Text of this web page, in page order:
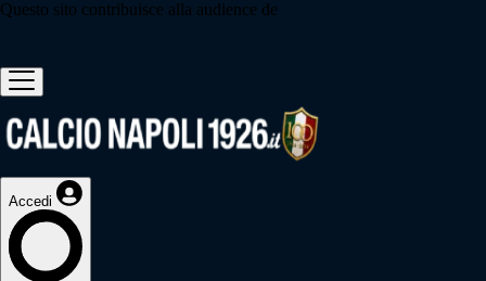
Questo sito contribuisce alla audience de
Accedi